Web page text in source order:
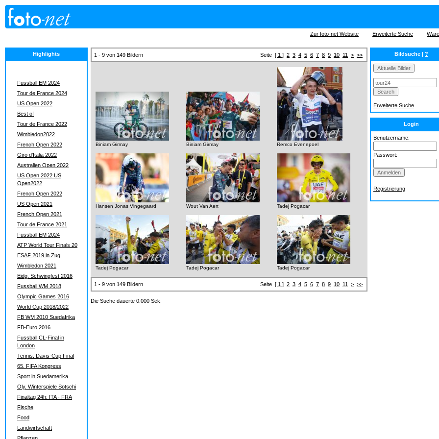
Zur foto-net Website Erweiterte Suche
Highlights
Fussball EM 2024
Tour de France 2024
US Open 2022
Best of
Tour de France 2022
Wimbledon2022
French Open 2022
Giro d'Italia 2022
Australien Open 2022
US Open 2022 US
Open2022
French Open 2022
US Open 2021
French Open 2021
Tour de France 2021
Fussball EM 2024
ATP World Tour Finals 20
ESAF 2019 in Zug
Wimbledon 2021
Eidg. Schwingfest 2016
Fussball WM 2018
Olympic Games 2016
World Cup 2018/2022
FB WM 2010 Suedafrika
FB-Euro 2016
Fussball CL-Final in
London
Tennis: Davis-Cup Final
65. FIFA Kongress
Sport in Suedamerika
Oly. Winterspiele Sotschi
Finaltag 24h: ITA - FRA
Fische
Food
Landwirtschaft
1 - 9 von 149 Bildern Seite [ 1 ] 2 3 4 5 6 7 8 9 10 11 > >>
Biniam Girmay Biniam Girmay Remco Evenepoel
Hansen Jonas Vingegaard Wout Van Aert Tadej Pogacar
Tadej Pogacar Tadej Pogacar Tadej Pogacar
1 - 9 von 149 Bildern Seite [ 1 ] 2 3 4 5 6 7 8 9 10 11 > >>
Die Suche dauerte 0.000 Sek.
Bildsuche | ?
Erweiterte Suche
Login
Benutzername:
Passwort:
Registrierung